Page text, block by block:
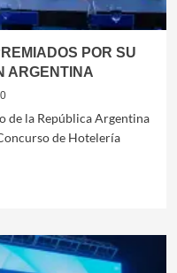
POR SU
ARGENTINA
0
de la República Argentina
de Hotelería